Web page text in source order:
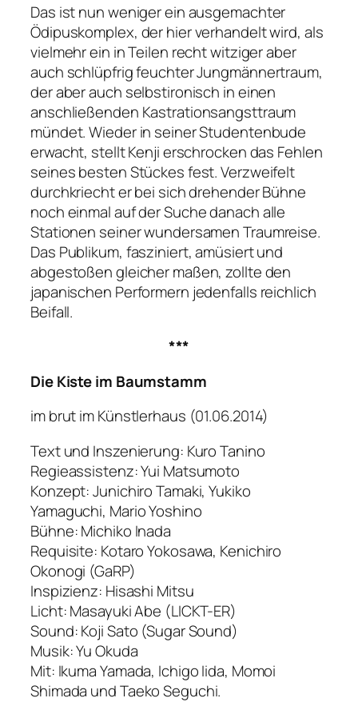
Das ist nun weniger ein ausgemachter
Ödipuskomplex, der hier verhandelt wird, als
vielmehr ein in Teilen recht witziger aber
auch schlüpfrig feuchter Jungmännertraum,
der aber auch selbstironisch in einen
anschließenden Kastrationsangsttraum
mündet. Wieder in seiner Studentenbude
erwacht, stellt Kenji erschrocken das Fehlen
seines besten Stückes fest. Verzweifelt
durchkriecht er bei sich drehender Bühne
noch einmal auf der Suche danach alle
Stationen seiner wundersamen Traumreise.
Das Publikum, fasziniert, amüsiert und
abgestoßen gleicher maßen, zollte den
japanischen Performern jedenfalls reichlich
Beifall.
***
Die Kiste im Baumstamm
im brut im Künstlerhaus (01.06.2014)
Text und Inszenierung: Kuro Tanino
Regieassistenz: Yui Matsumoto
Konzept: Junichiro Tamaki, Yukiko
Yamaguchi, Mario Yoshino
Bühne: Michiko Inada
Requisite: Kotaro Yokosawa, Kenichiro
Okonogi (GaRP)
Inspizienz: Hisashi Mitsu
Licht: Masayuki Abe (LICKT-ER)
Sound: Koji Sato (Sugar Sound)
Musik: Yu Okuda
Mit: Ikuma Yamada, Ichigo Iida, Momoi
Shimada und Taeko Seguchi.